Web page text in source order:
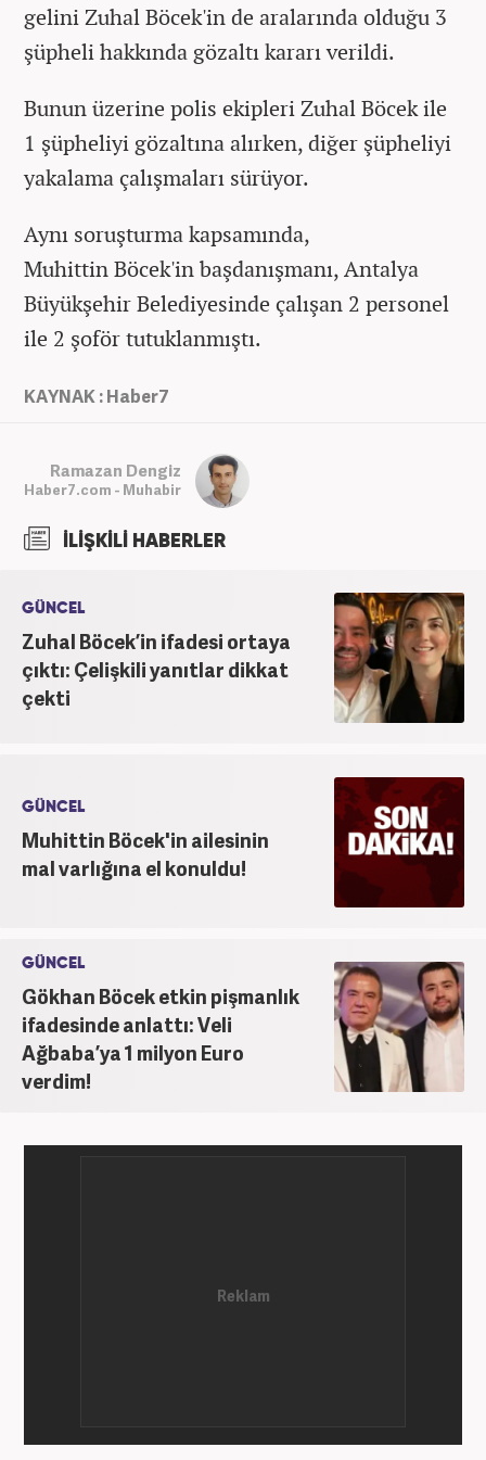
gelini Zuhal Böcek'in de aralarında olduğu 3
şüpheli hakkında gözaltı kararı verildi.
Bunun üzerine polis ekipleri Zuhal Böcek ile
1 şüpheliyi gözaltına alırken, diğer şüpheliyi
yakalama çalışmaları sürüyor.
Aynı soruşturma kapsamında,
Muhittin Böcek'in başdanışmanı, Antalya
Büyükşehir Belediyesinde çalışan 2 personel
ile 2 şoför tutuklanmıştı.
KAYNAK : Haber7
Ramazan Dengiz
Haber7.com - Muhabir
İLİŞKİLİ HABERLER
GÜNCEL
Zuhal Böcek’in ifadesi ortaya
çıktı: Çelişkili yanıtlar dikkat
çekti
GÜNCEL
Muhittin Böcek'in ailesinin
mal varlığına el konuldu!
GÜNCEL
Gökhan Böcek etkin pişmanlık
ifadesinde anlattı: Veli
Ağbaba’ya 1 milyon Euro
verdim!